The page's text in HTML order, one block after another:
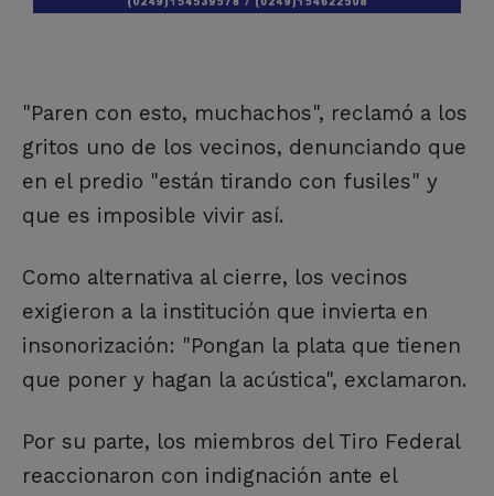
"Paren con esto, muchachos", reclamó a los
gritos uno de los vecinos, denunciando que
en el predio "están tirando con fusiles" y
que es imposible vivir así.
Como alternativa al cierre, los vecinos
exigieron a la institución que invierta en
insonorización: "Pongan la plata que tienen
que poner y hagan la acústica", exclamaron.
Por su parte, los miembros del Tiro Federal
reaccionaron con indignación ante el